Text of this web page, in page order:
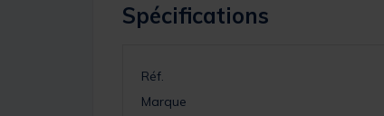
Spécifications
Réf.
Marque